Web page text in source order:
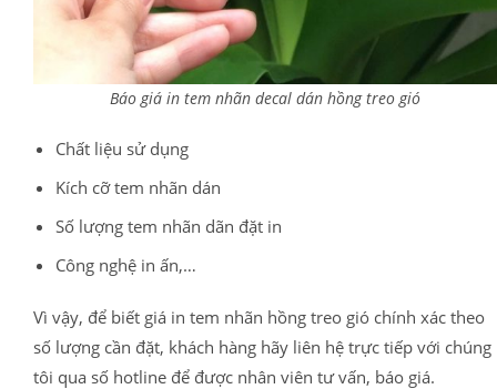
Báo giá in tem nhãn decal dán hồng treo gió
Chất liệu sử dụng
Kích cỡ tem nhãn dán
Số lượng tem nhãn dãn đặt in
Công nghệ in ấn,…
Vì vậy, để biết giá in tem nhãn hồng treo gió chính xác theo
số lượng cần đặt, khách hàng hãy liên hệ trực tiếp với chúng
tôi qua số hotline để được nhân viên tư vấn, báo giá.